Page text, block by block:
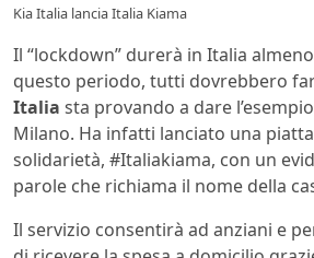
Kia Italia lancia Italia Kiama
Il “lockdown” durerà in Italia
questo periodo, tutti dovrebbero
Italia sta provando a dare
Milano. Ha infatti lanciato una
solidarietà, #Italiakiama, con un
parole che richiama il nome della
Il servizio consentirà ad anziani e